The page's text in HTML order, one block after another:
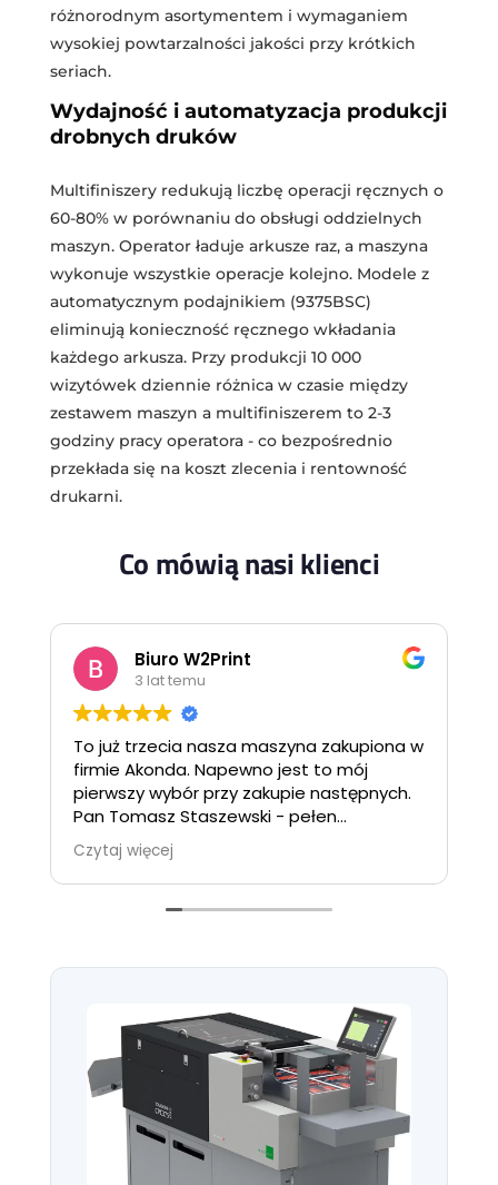
różnorodnym asortymentem i wymaganiem
wysokiej powtarzalności jakości przy krótkich
seriach.
Wydajność i automatyzacja produkcji
drobnych druków
Multifiniszery redukują liczbę operacji ręcznych o
60-80% w porównaniu do obsługi oddzielnych
maszyn. Operator ładuje arkusze raz, a maszyna
wykonuje wszystkie operacje kolejno. Modele z
automatycznym podajnikiem (9375BSC)
eliminują konieczność ręcznego wkładania
każdego arkusza. Przy produkcji 10 000
wizytówek dziennie różnica w czasie między
zestawem maszyn a multifiniszerem to 2-3
godziny pracy operatora - co bezpośrednio
przekłada się na koszt zlecenia i rentowność
drukarni.
Co mówią nasi klienci
Biuro W2Print
3 lat temu
To już trzecia nasza maszyna zakupiona w
firmie Akonda. Napewno jest to mój
pierwszy wybór przy zakupie następnych.
Pan Tomasz Staszewski - pełen
profesjonalizm jeśli chodzi o obsługę
doradztwo i znalezienie najlepszych
rozwiązań, chłopaki wymyślą, przetestują
u siebie i przychodzą z rozwiązanym
Czytaj więcej